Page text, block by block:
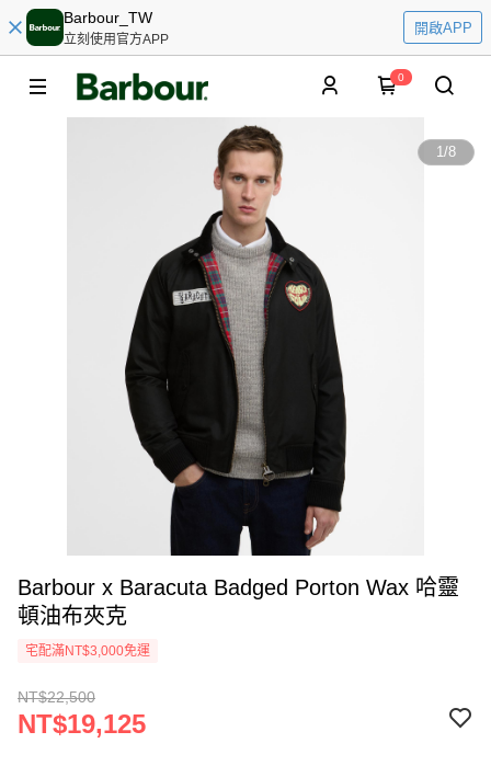
Barbour_TW
立刻使用官方APP
開啟APP
0
1/8
Barbour x Baracuta Badged Porton Wax 哈靈
頓油布夾克
宅配滿NT$3,000免運
NT$22,500
NT$19,125